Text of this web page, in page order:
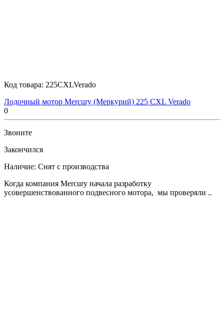
Код товара: 225CXLVerado
Лодочный мотор Mercury (Меркурий) 225 CXL Verado
0
Звоните
Закончился
Наличие: Снят с производства
Когда компания Mercury начала разработку
усовершенствованного подвесного мотора, мы проверяли ..